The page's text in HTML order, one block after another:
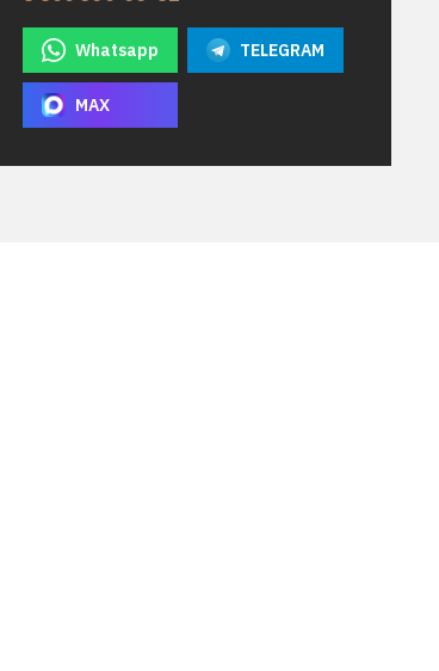
Whatsapp TELEGRAM
MAX